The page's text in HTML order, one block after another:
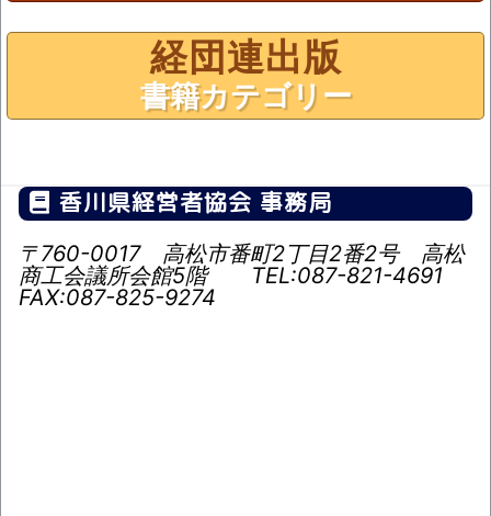
経団連出版
書籍カテゴリー
香川県経営者協会 事務局
〒760-0017 高松市番町2丁目2番2号 高松
商工会議所会館5階 TEL:087-821-4691
FAX:087-825-9274